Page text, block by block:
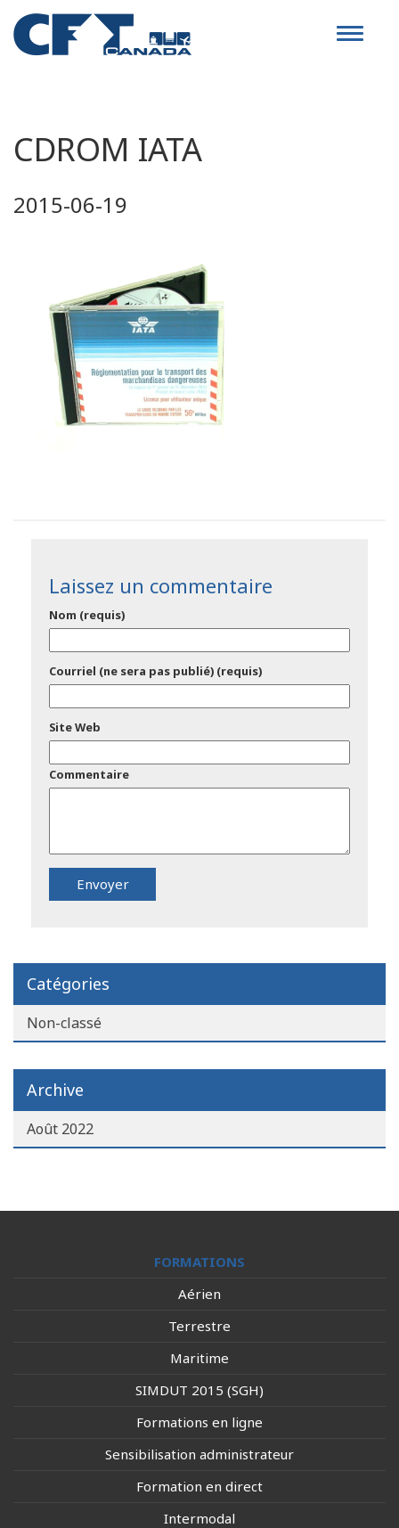
Toggle
CDROM IATA
2015-06-19
Laissez un commentaire
Nom (requis)
Courriel (ne sera pas publié) (requis)
Site Web
Commentaire
Catégories
Non-classé
Archive
Août 2022
FORMATIONS
Aérien
Terrestre
Maritime
SIMDUT 2015 (SGH)
Formations en ligne
Sensibilisation administrateur
Formation en direct
Intermodal